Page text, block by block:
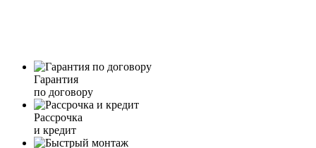
Гарантия
по договору
Рассрочка
и кредит